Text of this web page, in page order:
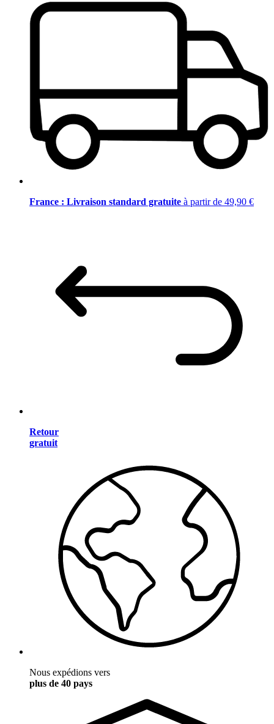
France : Livraison standard gratuite à partir de 49,90 €
Retour
gratuit
Nous expédions vers
plus de 40 pays